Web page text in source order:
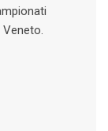
Veneto.